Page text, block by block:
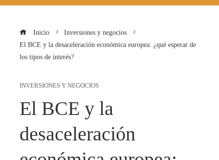
Inicio
Inversiones y negocios
El BCE y la desaceleración económica europea: ¿qué esperar de
los tipos de interés?
INVERSIONES Y NEGOCIOS
El BCE y la
desaceleración